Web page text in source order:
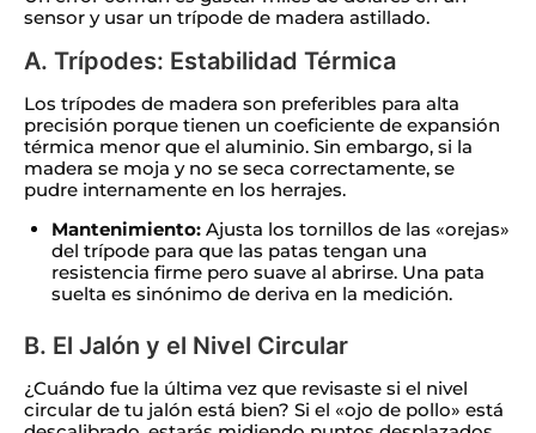
sensor y usar un trípode de madera astillado.
A. Trípodes: Estabilidad Térmica
Los trípodes de madera son preferibles para alta
precisión porque tienen un coeficiente de expansión
térmica menor que el aluminio. Sin embargo, si la
madera se moja y no se seca correctamente, se
pudre internamente en los herrajes.
Mantenimiento:Ajusta los tornillos de las «orejas»
del trípode para que las patas tengan una
resistencia firme pero suave al abrirse. Una pata
suelta es sinónimo de deriva en la medición.
B. El Jalón y el Nivel Circular
¿Cuándo fue la última vez que revisaste si el nivel
circular de tu jalón está bien? Si el «ojo de pollo» está